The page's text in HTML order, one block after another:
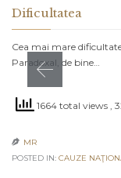
Dificultatea
Cea mai mare
Paradoxal, de bine…
1664 total views ,
 MR
POSTED IN: CAUZE